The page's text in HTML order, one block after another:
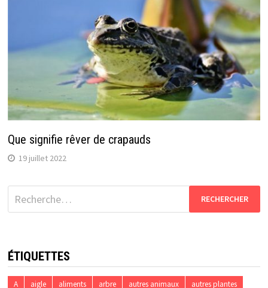
Que signifie rêver de crapauds
19 juillet 2022
Rechercher :
ÉTIQUETTES
A aigle aliments arbre autres animaux
autres plantes